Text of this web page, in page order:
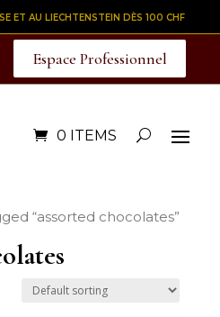
ET AU LIECHTENSTEIN DÈS 100 CHF
Espace Professionnel
0 ITEMS
“assorted chocolates”